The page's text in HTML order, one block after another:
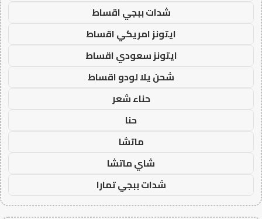
شدات ببجي اقساط
ايتونز امريكي اقساط
ايتونز سعودي اقساط
شحن يلا لودو اقساط
حناء شعر
حنا
ماتشا
شاي ماتشا
شدات ببجي تمارا